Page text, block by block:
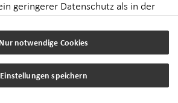
geringerer Datenschutz als in der
Privacy Framework, das ein
sicherstellt. Weitere
Sie hier:
Datenschutzhinweis
Nur notwendige Cookies
Einstellungen speichern